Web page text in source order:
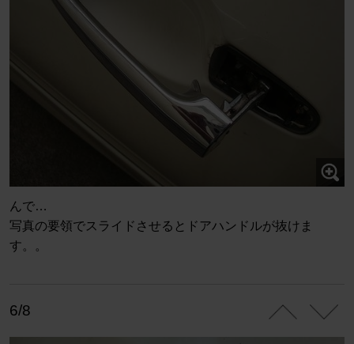
んで…
写真の要領でスライドさせるとドアハンドルが抜けま
す。。
6/8